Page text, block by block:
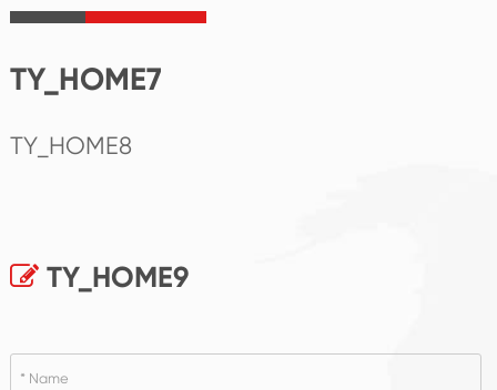
TY_HOME7
TY_HOME8
TY_HOME9